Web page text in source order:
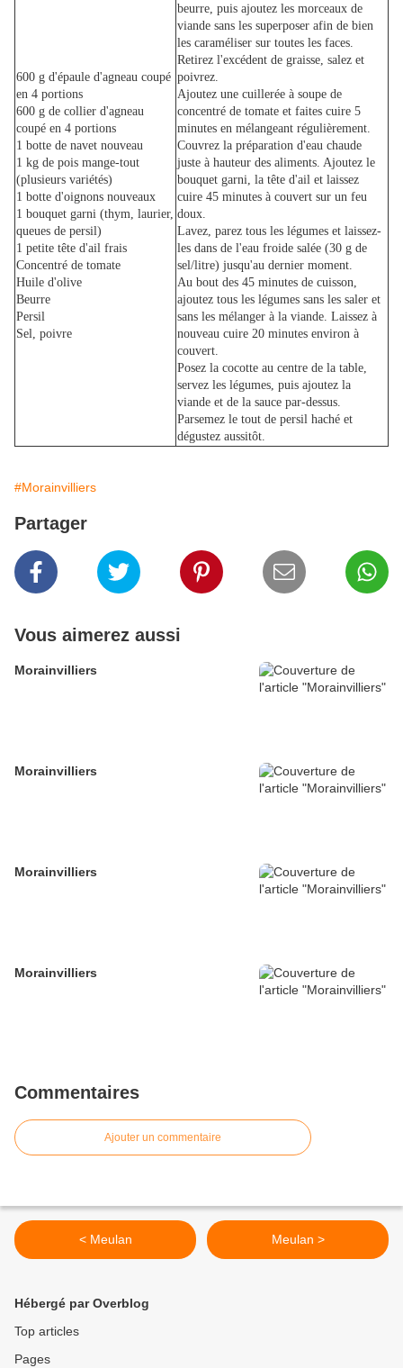
600 g d'épaule d'agneau coupé
en 4 portions
600 g de collier d'agneau
coupé en 4 portions
1 botte de navet nouveau
1 kg de pois mange-tout
(plusieurs variétés)
1 botte d'oignons nouveaux
1 bouquet garni (thym, laurier,
queues de persil)
1 petite tête d'ail frais
Concentré de tomate
Huile d'olive
Beurre
Persil
Sel, poivre
beurre, puis ajoutez les morceaux de
viande sans les superposer afin de bien
les caraméliser sur toutes les faces.
Retirez l'excédent de graisse, salez et
poivrez.
Ajoutez une cuillerée à soupe de
concentré de tomate et faites cuire 5
minutes en mélangeant régulièrement.
Couvrez la préparation d'eau chaude
juste à hauteur des aliments. Ajoutez le
bouquet garni, la tête d'ail et laissez
cuire 45 minutes à couvert sur un feu
doux.
Lavez, parez tous les légumes et laissez-
les dans de l'eau froide salée (30 g de
sel/litre) jusqu'au dernier moment.
Au bout des 45 minutes de cuisson,
ajoutez tous les légumes sans les saler et
sans les mélanger à la viande. Laissez à
nouveau cuire 20 minutes environ à
couvert.
Posez la cocotte au centre de la table,
servez les légumes, puis ajoutez la
viande et de la sauce par-dessus.
Parsemez le tout de persil haché et
dégustez aussitôt.
#Morainvilliers
Partager
Vous aimerez aussi
Morainvilliers
Morainvilliers
Morainvilliers
Morainvilliers
Commentaires
Ajouter un commentaire
< Meulan Meulan >
Hébergé par Overblog
Top articles
Pages